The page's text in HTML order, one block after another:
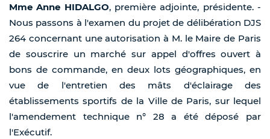
Mme Anne HIDALGO, première adjointe, présidente. -
Nous passons à l'examen du projet de délibération DJS
264 concernant une autorisation à M. le Maire de Paris
de souscrire un marché sur appel d'offres ouvert à
bons de commande, en deux lots géographiques, en
vue de l'entretien des mâts d'éclairage des
établissements sportifs de la Ville de Paris, sur lequel
l'amendement technique n° 28 a été déposé par
l'Exécutif.